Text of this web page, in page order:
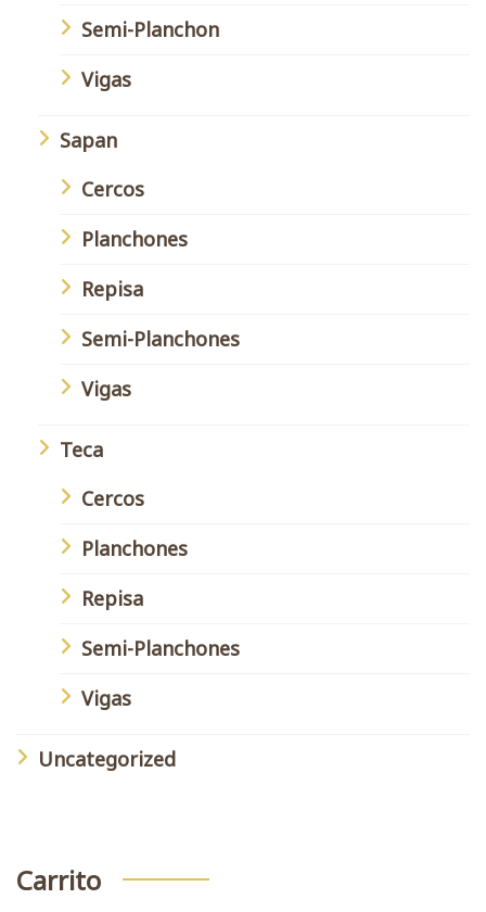
Semi-Planchon
Vigas
Sapan
Cercos
Planchones
Repisa
Semi-Planchones
Vigas
Teca
Cercos
Planchones
Repisa
Semi-Planchones
Vigas
Uncategorized
Carrito